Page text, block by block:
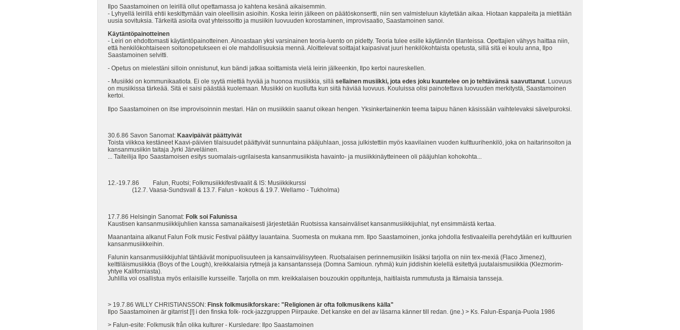
Ilpo Saastamoinen on leirillä ollut opettamassa jo kahtena kesänä aikaisemmin.
- Lyhyellä leirillä ehtii keskittymään vain oleellisiin asioihin. Koska leirin jälkeen on päätöskonsertti, niin sen valmisteluun käytetään aikaa. Hiotaan kappaleita ja mietitään
uusia sovituksia. Tärkeitä asioita ovat yhteissoitto ja musiikin luovuuden korostaminen, improvisaatio, Saastamoinen sanoi.
Käytäntöpainotteinen
- Leiri on ehdottomasti käytäntöpainotteinen. Ainoastaan yksi varsinainen teoria-luento on pidetty. Teoria tulee esille käytännön tilanteissa. Opettajien vähyys haittaa niin,
että henkilökohtaiseen soitonopetukseen ei ole mahdollisuuksia mennä. Aloittelevat soittajat kaipasivat juuri henkilökohtaista opetusta, sillä sitä ei koulu anna, Ilpo
Saastamoinen selvitti.
- Opetus on mielestäni silloin onnistunut, kun bändi jatkaa soittamista vielä leirin jälkeenkin, Ilpo kertoi naureskellen.
- Musiikki on kommunikaatiota. Ei ole syytä miettiä hyvää ja huonoa musiikkia, sillä sellainen musiikki, jota edes joku kuuntelee on jo tehtävänsä saavuttanut. Luovuus
on musiikissa tärkeää. Sitä ei saisi päästää kuolemaan. Musiikki on kuollutta kun siitä häviää luovuus. Kouluissa olisi painotettava luovuuden merkitystä, Saastamoinen
kertoi.
Ilpo Saastamoinen on itse improvisoinnin mestari. Hän on musiikkiin saanut oikean hengen. Yksinkertainenkin teema taipuu hänen käsissään vaihtelevaksi sävelpuroksi.
30.6.86 Savon Sanomat: Kaavipäivät päättyivät
Toista viikkoa kestäneet Kaavi-päivien tilaisuudet päättyivät sunnuntaina pääjuhlaan, jossa julkistettiin myös kaavilainen vuoden kulttuurihenkilö, joka on haitarinsoiton ja
kansanmusiikin taitaja Jyrki Järveläinen.
... Taiteilija Ilpo Saastamoisen esitys suomalais-ugrilaisesta kansanmusiikista havainto- ja musiikkinäytteineen oli pääjuhlan kohokohta...
12.-19.7.86 Falun, Ruotsi; Folkmusiikkifestivaalit & IS: Musiikkikurssi
(12.7. Vaasa-Sundsvall & 13.7. Falun - kokous & 19.7. Wellamo - Tukholma)
17.7.86 Helsingin Sanomat: Folk soi Falunissa
Kaustisen kansanmusiikkijuhlien kanssa samanaikaisesti järjestetään Ruotsissa kansainväliset kansanmusiikkijuhlat, nyt ensimmäistä kertaa.
Maanantaina alkanut Falun Folk music Festival päättyy lauantaina. Suomesta on mukana mm. Ilpo Saastamoinen, jonka johdolla festivaaleilla perehdytään eri kulttuurien
kansanmusiikkeihin.
Falunin kansanmusiikkijuhlat tähtäävät monipuolisuuteen ja kansainvälisyyteen. Ruotsalaisen perinnemusiikin lisäksi tarjolla on niin tex-mexiä (Flaco Jimenez),
kelttiläismusiikkia (Boys of the Lough), kreikkalaisia rytmejä ja kansantansseja (Domna Samioun. ryhmä) kuin jiddishin kielellä esitettyä juutalaismusiikkia (Klezmorim-
yhtye Kaliforniasta).
Juhlilla voi osallistua myös erilaisille kursseille. Tarjolla on mm. kreikkalaisen bouzoukin oppitunteja, haitilaista rummutusta ja Itämaisia tansseja.
> 19.7.86 WILLY CHRISTIANSSON: Finsk folkmusikforskare: "Religionen är ofta folkmusikens källa"
Ilpo Saastamoinen är gitarrist [!] i den finska folk- rock-jazzgruppen Piirpauke. Det kanske en del av läsarna känner till redan. (jne.) > Ks. Falun-Espanja-Puola 1986
> Falun-esite: Folkmusik från olika kulturer - Kursledare: Ilpo Saastamoinen